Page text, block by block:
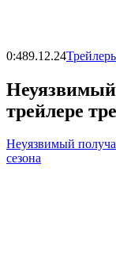
0:489.12.24
трейлере
Неуязвимый
сезона